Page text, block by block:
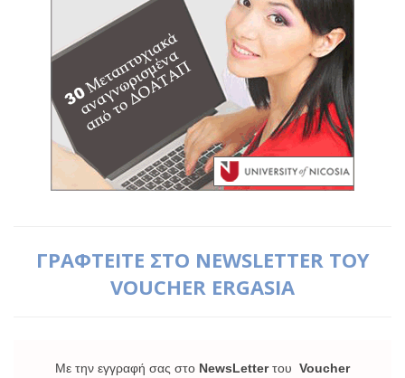
ΓΡΑΦΤΕΙΤΕ ΣΤΟ NEWSLETTER ΤΟΥ
VOUCHER ERGASIA
Με την εγγραφή σας στο NewsLetterτου Voucher